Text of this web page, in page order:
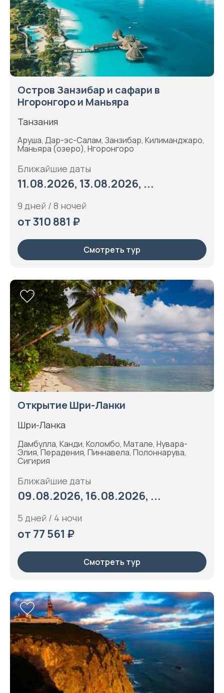
Остров Занзибар и сафари в
Нгоронгоро и Маньяра
Танзания
Аруша, Дар-эс-Салам, Занзибар, Килиманджаро,
Маньяра (озеро), Нгоронгоро
Ближайшие даты
11.08.2026, 13.08.2026, ...
9 дней / 8 ночей
от 310 881 ₽
Смотреть тур
Открытие Шри-Ланки
Шри-Ланка
Дамбулла, Канди, Коломбо, Матале, Нувара-
Элия, Перадения, Пиннавела, Полоннарува,
Сигирия
Ближайшие даты
09.08.2026, 16.08.2026, ...
5 дней / 4 ночи
от 77 561 ₽
Смотреть тур